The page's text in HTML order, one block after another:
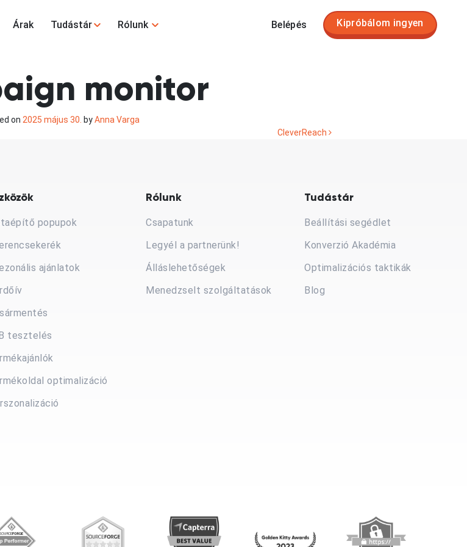
Árak Tudástár Rólunk Belépés Kipróbálom ingyen
monitor
on 2025 május 30. by Anna Varga
CleverReach
popupok
ajánlatok
tesztelés
optimalizáció
Rólunk
Csapatunk
Legyél a partnerünk!
Álláslehetőségek
Menedzselt szolgáltatások
Tudástár
Beállítási segédlet
Konverzió Akadémia
Optimalizációs taktikák
Blog